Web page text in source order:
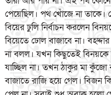
পেয়েছিল। পথ খোঁজে না তাকে।
বিয়ের ঢুলি নির্বাচন করলেন
বিয়েতে ঢোল বাজাবে না।
না বলল। যখন কিছুতেই বিনয়কে
যাচ্ছিল না। তখন ঠাকুর মা
বাজাতে রাজি হয়ে গেল। বিজন